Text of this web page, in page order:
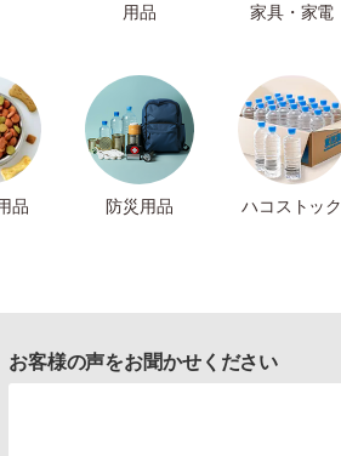
用品
家具・家電
品 防災用品 ハコストック
お客様の声をお聞かせください